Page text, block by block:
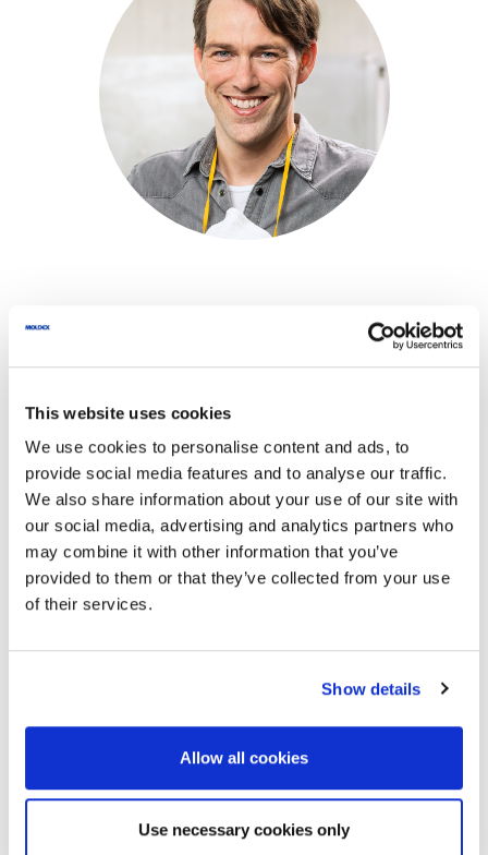
This website uses cookies
We use cookies to personalise content and ads, to
provide social media features and to analyse our traffic.
We also share information about your use of our site with
our social media, advertising and analytics partners who
may combine it with other information that you’ve
provided to them or that they’ve collected from your use
of their services.
Show details
Allow all cookies
Use necessary cookies only
Wir verarbeiten die hier eingegebenen Daten
ausschließlich für die Beantwortung Ihrer
Anfrage.
Name
E-mail*
Ihre Nachricht an
Moldex
*